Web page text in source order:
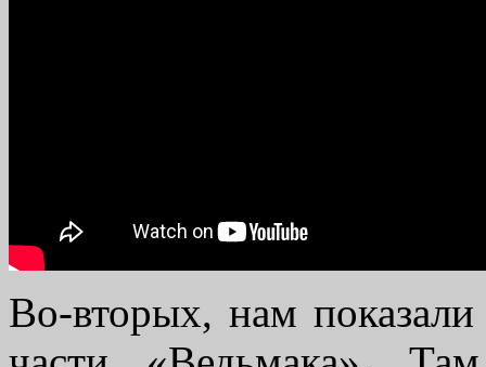
Во-вторых, нам